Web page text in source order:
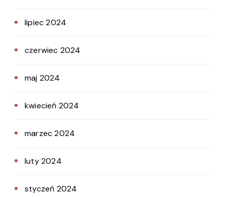
lipiec 2024
czerwiec 2024
maj 2024
kwiecień 2024
marzec 2024
luty 2024
styczeń 2024